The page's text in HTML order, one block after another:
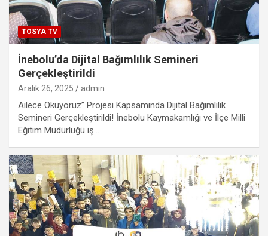
TOSYA TV
İnebolu’da Dijital Bağımlılık Semineri
Gerçekleştirildi
Aralık 26, 2025 admin
Ailece Okuyoruz” Projesi Kapsamında Dijital Bağımlılık
Semineri Gerçekleştirildi! İnebolu Kaymakamlığı ve İlçe Milli
Eğitim Müdürlüğü iş…